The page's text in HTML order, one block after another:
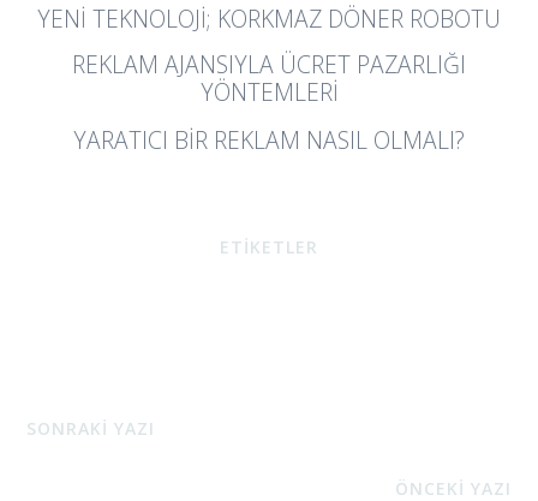
YENI TEKNOLOJI; KORKMAZ DÖNER ROBOTU
REKLAM AJANSIYLA ÜCRET PAZARLIĞI
YÖNTEMLERI
YARATICI BIR REKLAM NASIL OLMALI?
ETİKETLER
SONRAKİ YAZI
ÖNCEKİ YAZI